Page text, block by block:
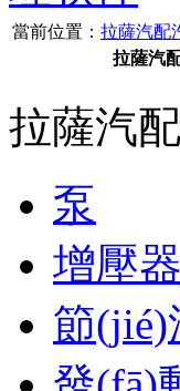
當前位置： 拉薩汽配
拉薩汽
拉薩汽
泵
增壓器
節(jié)